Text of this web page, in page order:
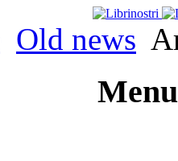
Old news